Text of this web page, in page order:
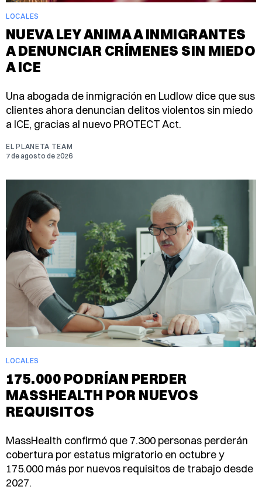
LOCALES
NUEVA LEY ANIMA A INMIGRANTES
A DENUNCIAR CRÍMENES SIN MIEDO
A ICE
Una abogada de inmigración en Ludlow dice que sus
clientes ahora denuncian delitos violentos sin miedo
a ICE, gracias al nuevo PROTECT Act.
EL PLANETA TEAM
7 de agosto de 2026
LOCALES
175.000 PODRÍAN PERDER
MASSHEALTH POR NUEVOS
REQUISITOS
MassHealth confirmó que 7.300 personas perderán
cobertura por estatus migratorio en octubre y
175.000 más por nuevos requisitos de trabajo desde
2027.